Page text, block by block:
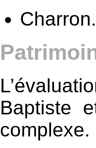
Baptiste
complexe.